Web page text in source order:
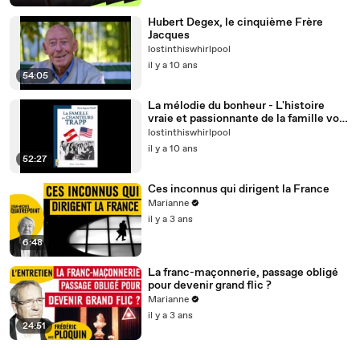
54:05
Hubert Degex, le cinquième Frère
Jacques
lostinthiswhirlpool
il y a 10 ans
52:27
La mélodie du bonheur - L'histoire
vraie et passionnante de la famille von
Trapp
lostinthiswhirlpool
il y a 10 ans
6:48
Ces inconnus qui dirigent la France
Marianne
il y a 3 ans
24:51
La franc-maçonnerie, passage obligé
pour devenir grand flic ?
Marianne
il y a 3 ans